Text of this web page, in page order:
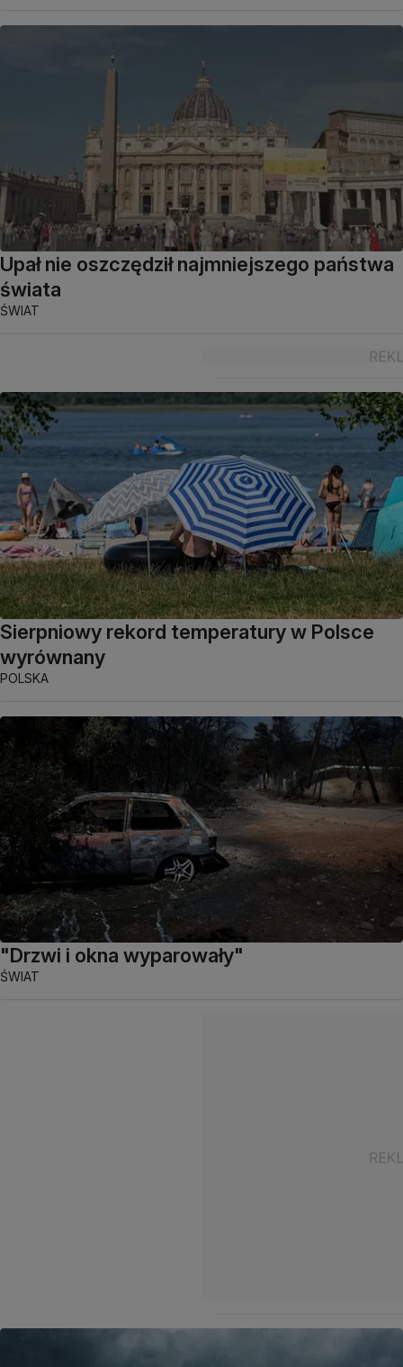
Upał nie oszczędził najmniejszego państwa
świata
ŚWIAT
Sierpniowy rekord temperatury w Polsce
wyrównany
POLSKA
"Drzwi i okna wyparowały"
ŚWIAT